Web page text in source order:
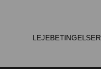
LEJEBETINGELSER